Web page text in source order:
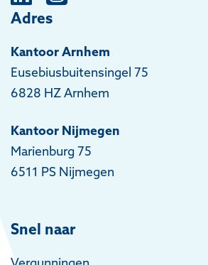
Adres
Kantoor Arnhem
Eusebiusbuitensingel 75
6828 HZ Arnhem
Kantoor Nijmegen
Marienburg 75
6511 PS Nijmegen
Snel naar